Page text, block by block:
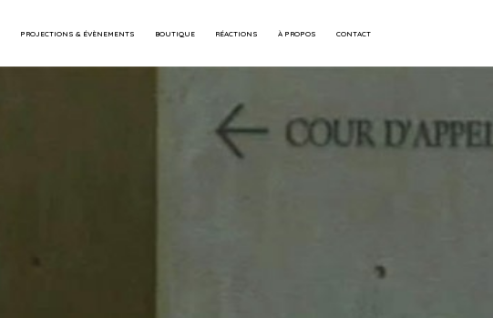
PROJECTIONS & ÉVÈNEMENTS BOUTIQUE RÉACTIONS À PROPOS CONTACT